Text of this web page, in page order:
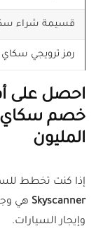
قسيمة شراء
رمز ترويجي سكاي
احصل على
خصم سكاي
المليون
إذا كنت تخطط
Skyscanner هي
وإيجار السيارات.